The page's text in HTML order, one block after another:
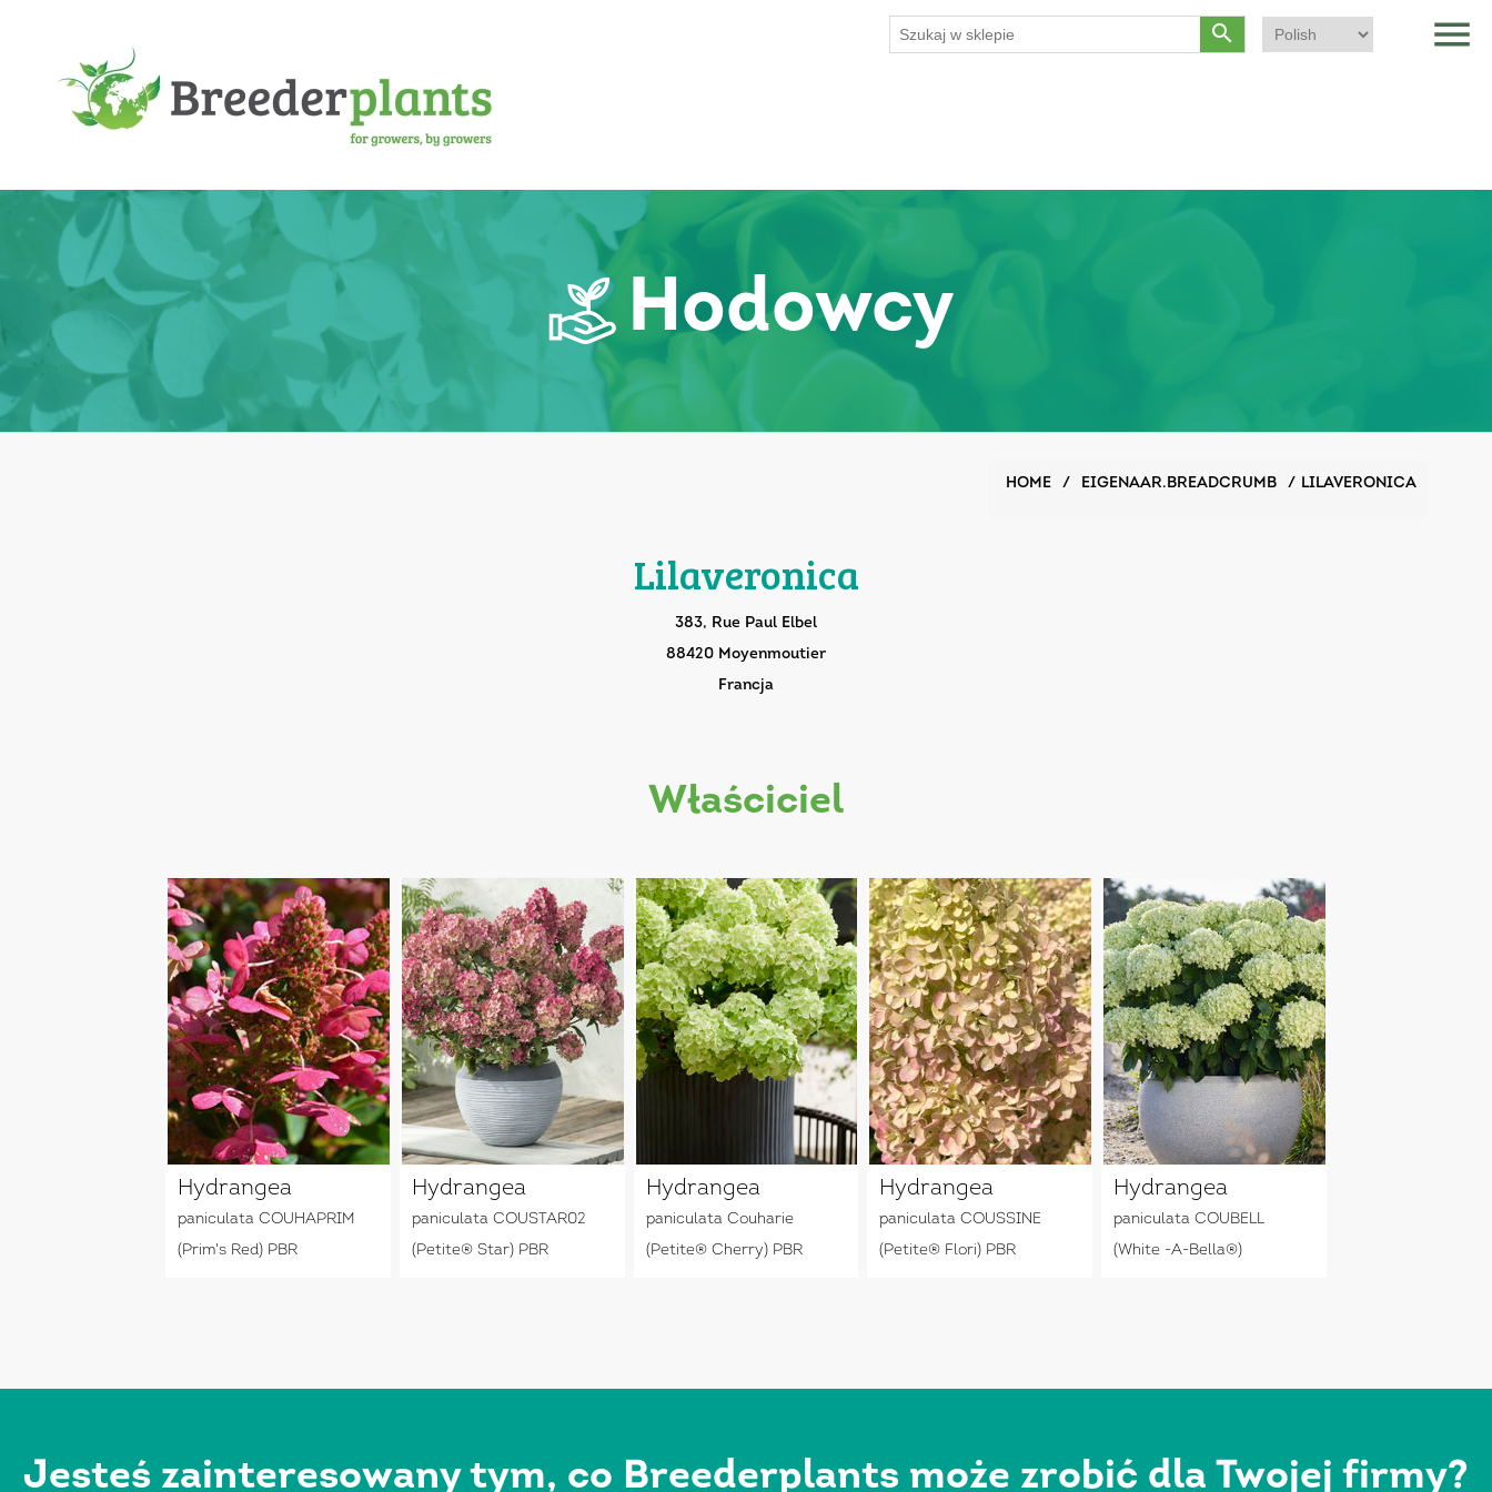
menu
search
Hodowcy
HOME / EIGENAAR.BREADCRUMB / LILAVERONICA
Lilaveronica
383, Rue Paul Elbel
88420 Moyenmoutier
Francja
właściciel
Hydrangea
paniculata COUHAPRIM
(Prim's Red) PBR
Hydrangea
paniculata COUSTAR02
(Petite® Star) PBR
Hydrangea
paniculata Couharie
(Petite® Cherry) PBR
Hydrangea
paniculata COUSSINE
(Petite® Flori) PBR
Hydrangea
paniculata COUBELL
(White -A-Bella®)
Jesteś zainteresowany tym, co Breederplants może zrobić dla Twojej firmy?